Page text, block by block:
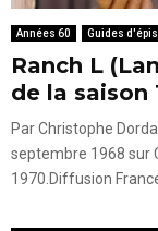
Années 60 Guides
Ranch L
de la saison
Par Christophe
septembre 1968 sur
1970.Diffusion France